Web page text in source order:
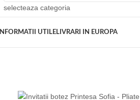
selecteaza categoria
INFORMATII UTILELIVRARI IN EUROPA